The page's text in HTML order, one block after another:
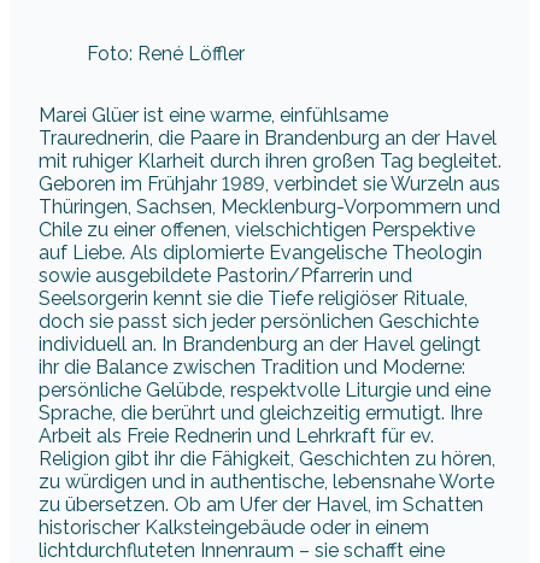
Foto: René Löffler
Marei Glüer ist eine warme, einfühlsame
Traurednerin, die Paare in Brandenburg an der Havel
mit ruhiger Klarheit durch ihren großen Tag begleitet.
Geboren im Frühjahr 1989, verbindet sie Wurzeln aus
Thüringen, Sachsen, Mecklenburg-Vorpommern und
Chile zu einer offenen, vielschichtigen Perspektive
auf Liebe. Als diplomierte Evangelische Theologin
sowie ausgebildete Pastorin/Pfarrerin und
Seelsorgerin kennt sie die Tiefe religiöser Rituale,
doch sie passt sich jeder persönlichen Geschichte
individuell an. In Brandenburg an der Havel gelingt
ihr die Balance zwischen Tradition und Moderne:
persönliche Gelübde, respektvolle Liturgie und eine
Sprache, die berührt und gleichzeitig ermutigt. Ihre
Arbeit als Freie Rednerin und Lehrkraft für ev.
Religion gibt ihr die Fähigkeit, Geschichten zu hören,
zu würdigen und in authentische, lebensnahe Worte
zu übersetzen. Ob am Ufer der Havel, im Schatten
historischer Kalksteingebäude oder in einem
lichtdurchfluteten Innenraum – sie schafft eine